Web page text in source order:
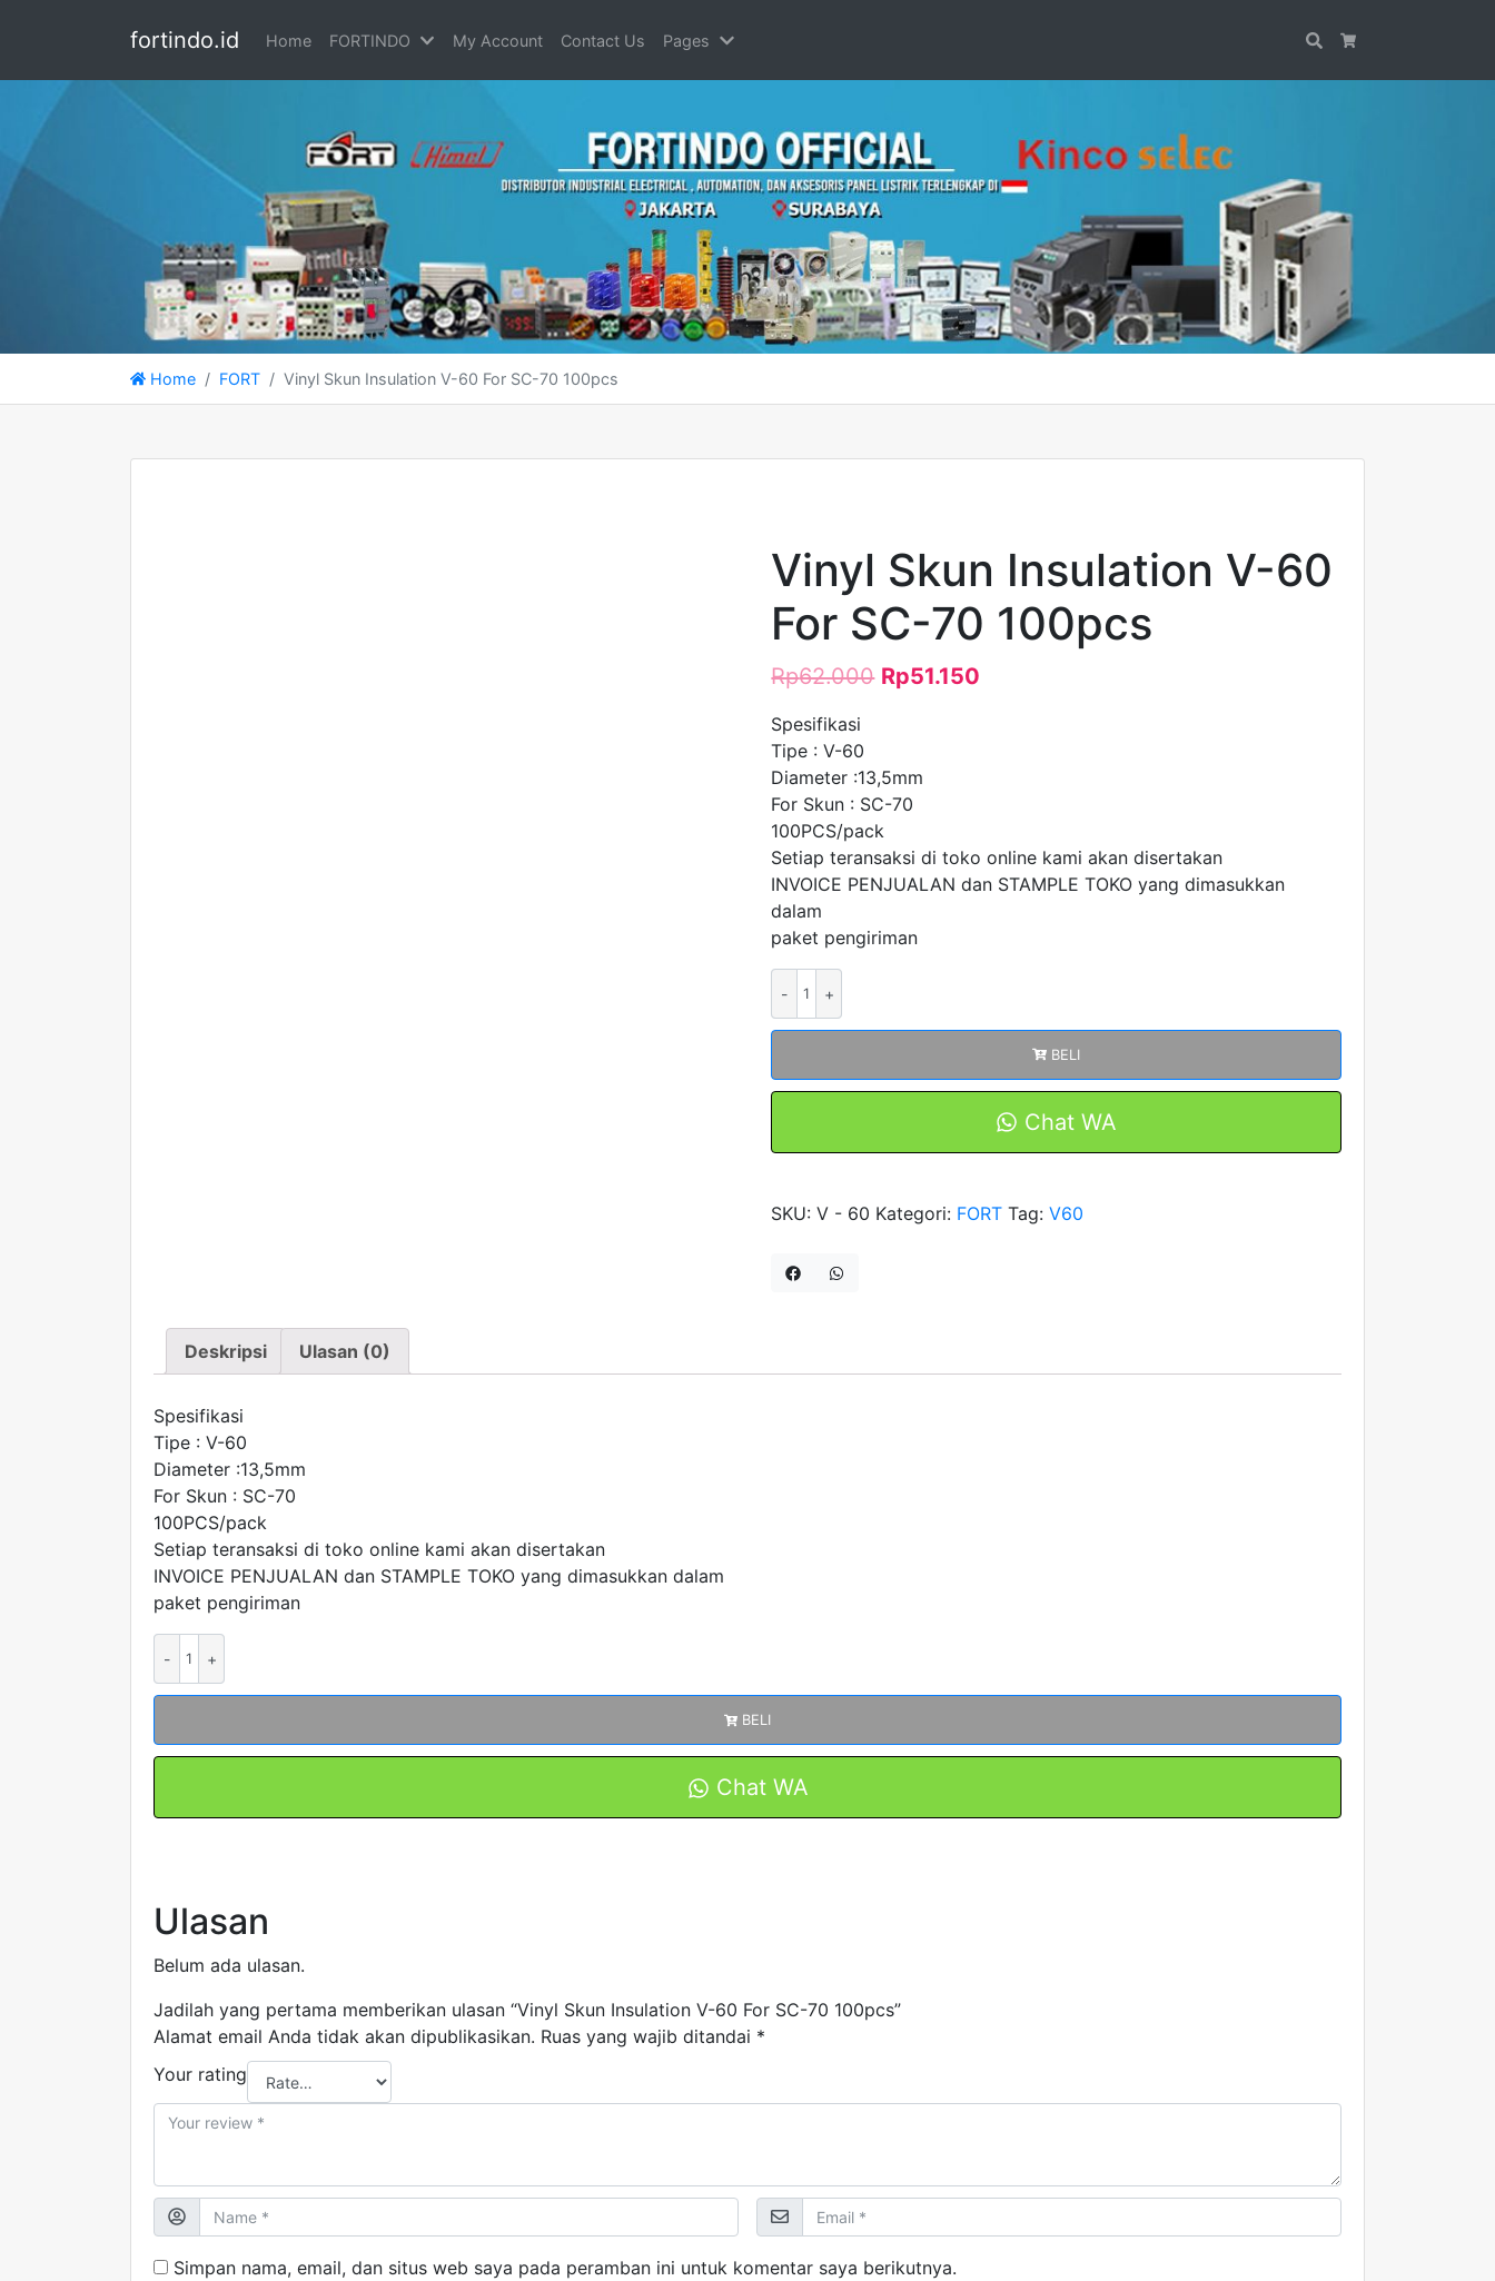
fortindo.id Home FORTINDO My Account Contact Us Pages Search
Home FORT Vinyl Skun Insulation V-60 For SC-70 100pcs
Vinyl Skun Insulation V-60
For SC-70 100pcs
Rp62.000 Rp51.150
Spesifikasi
Tipe : V-60
Diameter :13,5mm
For Skun : SC-70
100PCS/pack
Setiap teransaksi di toko online kami akan disertakan
INVOICE PENJUALAN dan STAMPLE TOKO yang dimasukkan
dalam
paket pengiriman
Skun
V-
100pcs
BELI
Chat WA
SKU:V - 60 Kategori: FORT Tag:V60
Deskripsi Ulasan (0)
Spesifikasi
Tipe : V-60
Diameter :13,5mm
For Skun : SC-70
100PCS/pack
Setiap teransaksi di toko online kami akan disertakan
INVOICE PENJUALAN dan STAMPLE TOKO yang dimasukkan dalam
paket pengiriman
Kuantitas
Skun
V-
BELI
Chat WA
Ulasan
Belum ada ulasan.
Jadilah yang pertama memberikan ulasan “Vinyl Skun Insulation V-60 For SC-70 100pcs”
Alamat email Anda tidak akan dipublikasikan. Ruas yang wajib ditandai *
Your rating
Simpan nama, email, dan situs web saya pada peramban ini untuk komentar saya berikutnya.